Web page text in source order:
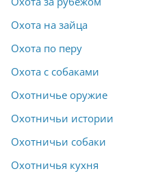
Охота на зайца
Охота по перу
Охота с собаками
Охотничье оружие
Охотничьи истории
Охотничьи собаки
Охотничья кухня